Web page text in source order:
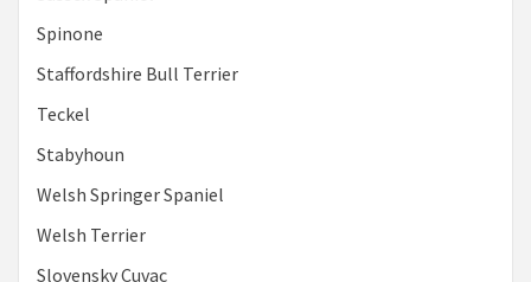
Spinone
Staffordshire Bull Terrier
Teckel
Stabyhoun
Welsh Springer Spaniel
Welsh Terrier
Slovensky Cuvac